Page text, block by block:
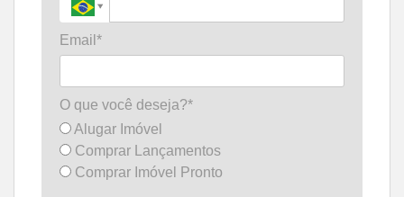
Email*
O que você deseja?*
Alugar Imóvel
Comprar Lançamentos
Comprar Imóvel Pronto